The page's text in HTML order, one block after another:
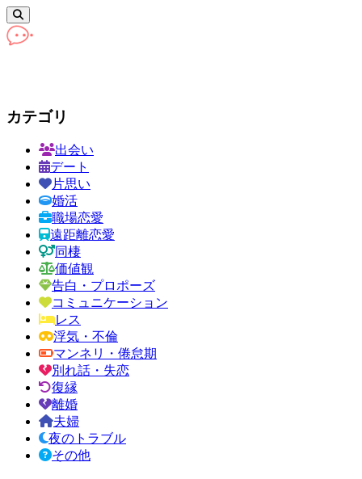
カテゴリ
出会い
デート
片思い
婚活
職場恋愛
遠距離恋愛
同棲
価値観
告白・プロポーズ
コミュニケーション
レス
浮気・不倫
マンネリ・倦怠期
別れ話・失恋
復縁
離婚
夫婦
夜のトラブル
その他